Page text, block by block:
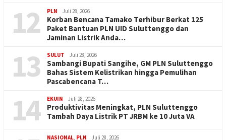
12 PLN Juli 28, 2026
Korban Bencana Tamako Terhibur Berkat 125
Paket Bantuan PLN UID Suluttenggo dan
Jaminan Listrik Anda…
13 SULUT Juli 28, 2026
Sambangi Bupati Sangihe, GM PLN Suluttenggo
Bahas Sistem Kelistrikan hingga Pemulihan
Pascabencana T…
14 EKUIN Juli 28, 2026
Produktivitas Meningkat, PLN Suluttenggo
Tambah Daya Listrik PT JRBM ke 10 Juta VA
NASIONAL, PLN Juli 28, 2026